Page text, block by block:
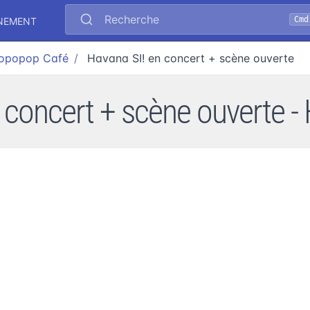
Recherche
Café Havana SI! en concert + scène ouverte
+ scène ouverte